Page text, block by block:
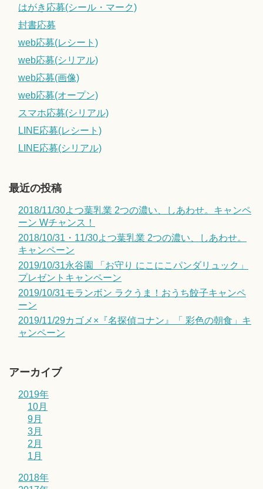
はがき応募(シール・マーク)
封書応募
web応募(レシート)
web応募(シリアル)
web応募(画像)
web応募(オープン)
スマホ応募(シリアル)
LINE応募(レシート)
LINE応募(シリアル)
最近の投稿
2018/11/30よつ葉乳業 2つの濃い、しあわせ。キャンペ
ーン Wチャンス！
2018/10/31・11/30よつ葉乳業 2つの濃い、しあわせ。
キャンペーン
2019/10/31永谷園 「お守り にこにこパンダリュック」
プレゼントキャンペーン
2019/10/31モランボン ラクうま！おうち餃子キャンペ
ーン
2019/11/29カゴメ×『名探偵コナン』「 彩色の朝食」キ
ャンペーン
アーカイブ
2019年
10月
9月
3月
2月
1月
2018年